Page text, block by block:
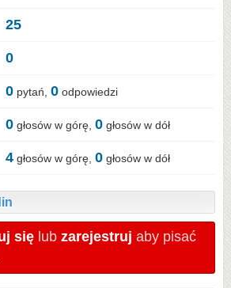
25
0
0 pytań, 0 odpowiedzi
0 głosów w górę, 0 głosów w dół
4 głosów w górę, 0 głosów w dół
się lub zarejestruj aby pisać